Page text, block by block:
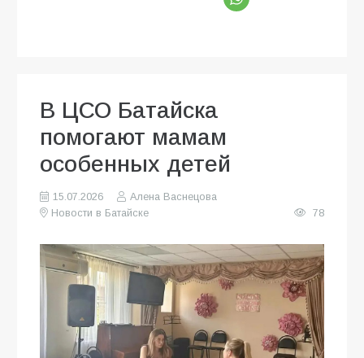
В ЦСО Батайска
помогают мамам
особенных детей
15.07.2026
Алена Васнецова
Новости в Батайске
78